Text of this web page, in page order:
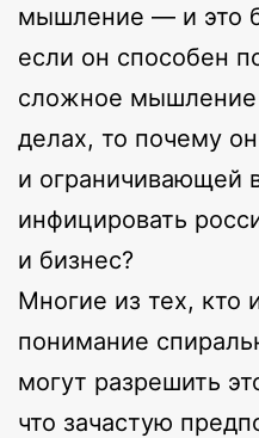
мышление — и это
если он способен
сложное
делах, то почему
и ограничивающей
инфицировать
и бизнес?
Многие из тех, кто
понимание
могут разрешить
что зачастую